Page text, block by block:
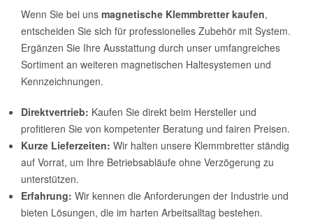
Wenn Sie bei uns magnetische Klemmbretter kaufen,
entscheiden Sie sich für professionelles Zubehör mit System.
Ergänzen Sie Ihre Ausstattung durch unser umfangreiches
Sortiment an weiteren magnetischen Haltesystemen und
Kennzeichnungen.
Direktvertrieb: Kaufen Sie direkt beim Hersteller und
profitieren Sie von kompetenter Beratung und fairen Preisen.
Kurze Lieferzeiten: Wir halten unsere Klemmbretter ständig
auf Vorrat, um Ihre Betriebsabläufe ohne Verzögerung zu
unterstützen.
Erfahrung: Wir kennen die Anforderungen der Industrie und
bieten Lösungen, die im harten Arbeitsalltag bestehen.